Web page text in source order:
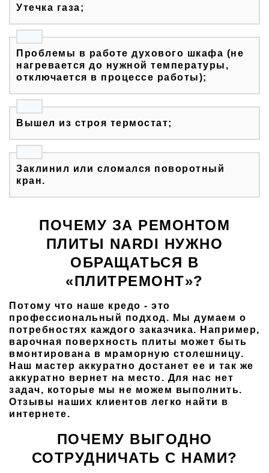
Утечка газа;
Проблемы в работе духового шкафа (не
нагревается до нужной температуры,
отключается в процессе работы);
Вышел из строя термостат;
Заклинил или сломался поворотный
кран.
ПОЧЕМУ ЗА РЕМОНТОМ
ПЛИТЫ NARDI НУЖНО
ОБРАЩАТЬСЯ В
«ПЛИТРЕМОНТ»?
Потому что наше кредо - это
профессиональный подход. Мы думаем о
потребностях каждого заказчика. Например,
варочная поверхность плиты может быть
вмонтирована в мраморную столешницу.
Наш мастер аккуратно достанет ее и так же
аккуратно вернет на место. Для нас нет
задач, которые мы не можем выполнить.
Отзывы наших клиентов легко найти в
интернете.
ПОЧЕМУ ВЫГОДНО
СОТРУДНИЧАТЬ С НАМИ?